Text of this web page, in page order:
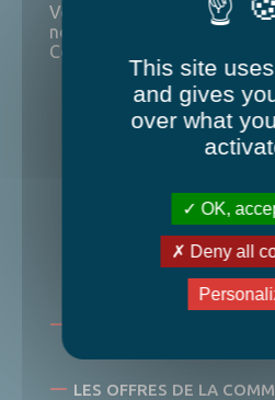
Vous souhaitez nous
nous ?
Consultez les offres de nos
Offres
LES OFFRES DE LA
This site
and gives
over what
OK,
Deny all